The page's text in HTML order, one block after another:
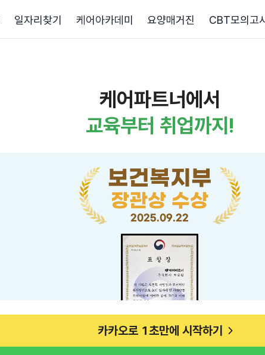
일자리찾기 케어아카데미 요양매거진 CBT모의고
케어파트너에서
교육부터 취업까지!
보건복지부
장관상 수상
2025.09.22
카카오로 1초만에 시작하기